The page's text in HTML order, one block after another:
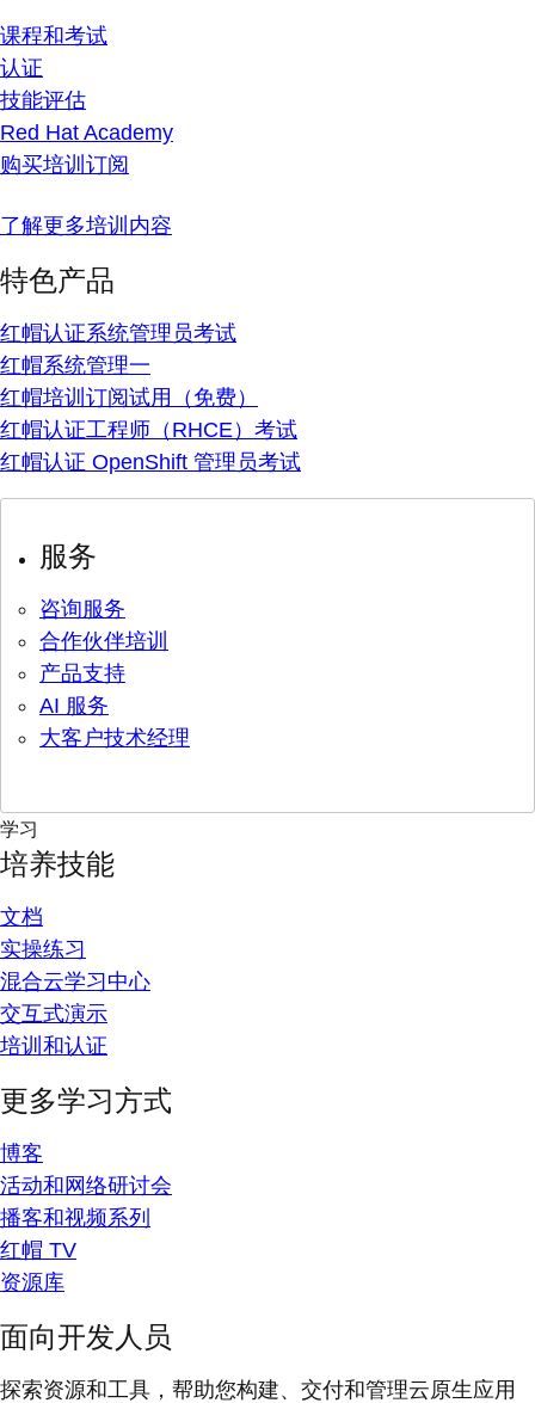
课程和考试
认证
技能评估
Red Hat Academy
购买培训订阅
了解更多培训内容
特色产品
红帽认证系统管理员考试
红帽系统管理一
红帽培训订阅试用（免费）
红帽认证工程师（RHCE）考试
红帽认证 OpenShift 管理员考试
服务
咨询服务
合作伙伴培训
产品支持
AI 服务
大客户技术经理
学习
培养技能
文档
实操练习
混合云学习中心
交互式演示
培训和认证
更多学习方式
博客
活动和网络研讨会
播客和视频系列
红帽 TV
资源库
面向开发人员
探索资源和工具，帮助您构建、交付和管理云原生应用